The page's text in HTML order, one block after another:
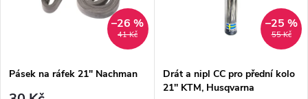
p
s
41 Kč
–26 %
Pásek na ráfek 21" Nachman
55 Kč
–25 %
Drát a nipl CC pro přední kolo
21'' KTM, Husqvarna